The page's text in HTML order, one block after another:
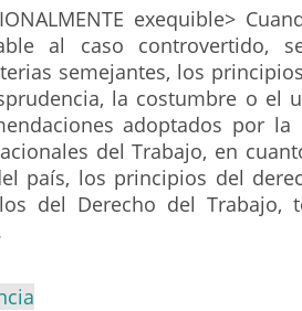
exequible>
al caso controvertido,
semejantes, los
la costumbre o el
adoptados por la
del Trabajo, en
país, los principios del
del Derecho del Trabajo,